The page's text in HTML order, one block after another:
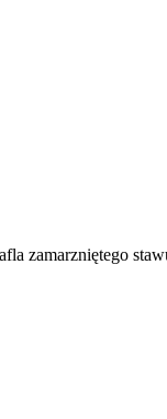
zamarzniętego